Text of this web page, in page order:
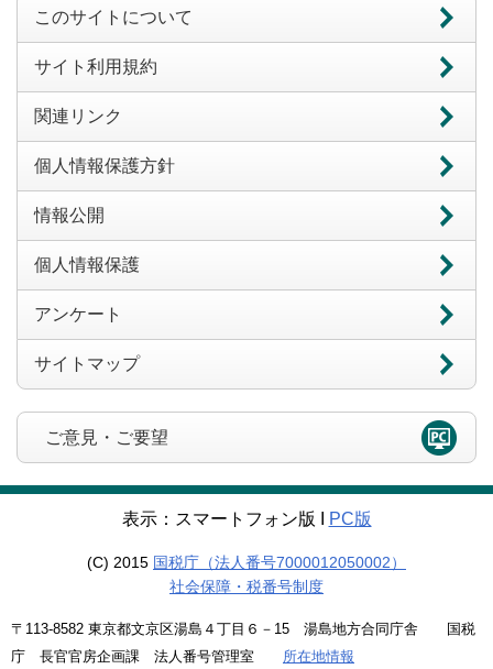
このサイトについて
サイト利用規約
関連リンク
個人情報保護方針
情報公開
個人情報保護
アンケート
サイトマップ
ご意見・ご要望
表示：スマートフォン版 Ι PC版
(C) 2015 国税庁（法人番号7000012050002）
社会保障・税番号制度
〒113-8582 東京都文京区湯島４丁目６－15 湯島地方合同庁舎 国税
庁 長官官房企画課 法人番号管理室 所在地情報